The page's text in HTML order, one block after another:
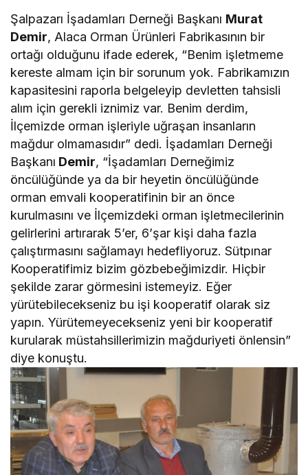
Şalpazarı İşadamları Derneği Başkanı Murat
Demir, Alaca Orman Ürünleri Fabrikasının bir
ortağı olduğunu ifade ederek, “Benim işletmeme
kereste almam için bir sorunum yok. Fabrikamızın
kapasitesini raporla belgeleyip devletten tahsisli
alım için gerekli iznimiz var. Benim derdim,
İlçemizde orman işleriyle uğraşan insanların
mağdur olmamasıdır” dedi. İşadamları Derneği
Başkanı Demir, “İşadamları Derneğimiz
öncülüğünde ya da bir heyetin öncülüğünde
orman emvali kooperatifinin bir an önce
kurulmasını ve İlçemizdeki orman işletmecilerinin
gelirlerini artırarak 5’er, 6’şar kişi daha fazla
çalıştırmasını sağlamayı hedefliyoruz. Sütpınar
Kooperatifimiz bizim gözbebeğimizdir. Hiçbir
şekilde zarar görmesini istemeyiz. Eğer
yürütebilecekseniz bu işi kooperatif olarak siz
yapın. Yürütemeyecekseniz yeni bir kooperatif
kurularak müstahsillerimizin mağduriyeti önlensin”
diye konuştu.